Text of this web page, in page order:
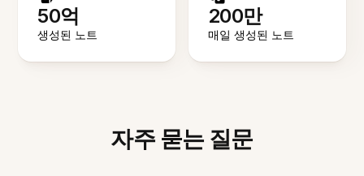
50억
생성된 노트
200만
매일 생성된 노트
자주 묻는 질문